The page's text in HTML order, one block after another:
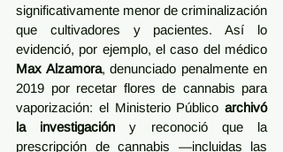
significativamente menor de criminalización
que cultivadores y pacientes. Así lo
Max Alzamora, denunciado penalmente en
2019 por recetar flores de cannabis para
vaporización: el Ministerio Público archivó
la investigación y reconoció que la
prescripción de cannabis —incluidas las